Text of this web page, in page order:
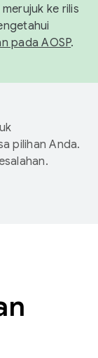
ke rilis
pada AOSP.
pilihan Anda.